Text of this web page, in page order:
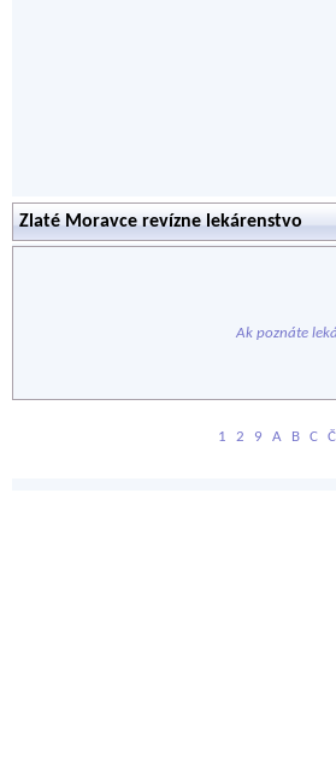
Zlaté Moravce revízne lekárenstvo
Ak poznáte
1 2 9 A B C Č